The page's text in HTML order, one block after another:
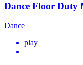
Dance Floor Duty
Dance
play